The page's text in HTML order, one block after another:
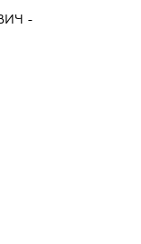
-